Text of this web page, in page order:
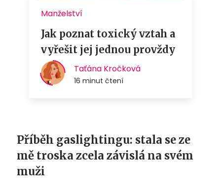
Příběh gaslightingu: stala se ze
mě troska zcela závislá na svém
muži